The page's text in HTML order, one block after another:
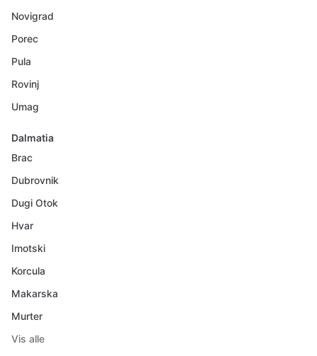
Novigrad
Porec
Pula
Rovinj
Umag
Dalmatia
Brac
Dubrovnik
Dugi Otok
Hvar
Imotski
Korcula
Makarska
Murter
Vis alle